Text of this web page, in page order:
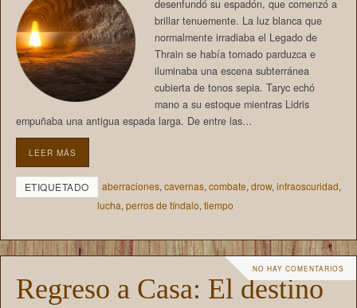
desenfundó su espadón, que comenzó a
brillar tenuemente. La luz blanca que
normalmente irradiaba el Legado de
Thrain se había tornado parduzca e
iluminaba una escena subterránea
cubierta de tonos sepia. Taryc echó
mano a su estoque mientras Lidris
empuñaba una antigua espada larga. De entre las…
LEER MÁS
ETIQUETADO aberraciones, cavernas, combate, drow, infraoscuridad,
lucha, perros de tíndalo, tiempo
NO HAY COMENTARIOS
Regreso a Casa: El destino